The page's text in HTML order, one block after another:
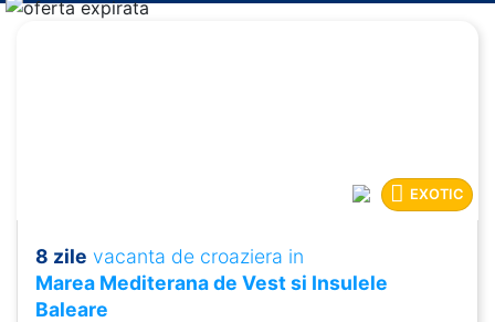
EXOTIC
8 zile vacanta de croaziera in
Marea Mediterana de Vest si Insulele
Baleare